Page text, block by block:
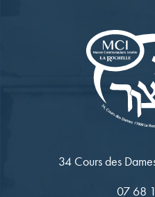
34 Cours des
07 68